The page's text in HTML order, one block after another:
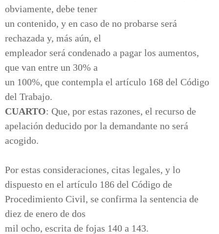
obviamente, debe tener
un contenido, y en caso de no probarse será
rechazada y, más aún, el
empleador será condenado a pagar los aumentos,
que van entre un 30% a
un 100%, que contempla el artículo 168 del Código
del Trabajo.
CUARTO: Que, por estas razones, el recurso de
apelación deducido por la demandante no será
acogido.
Por estas consideraciones, citas legales, y lo
dispuesto en el artículo 186 del Código de
Procedimiento Civil, se confirma la sentencia de
diez de enero de dos
mil ocho, escrita de fojas 140 a 143.